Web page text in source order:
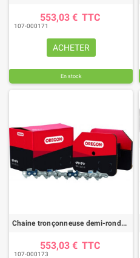
553,03 € TTC
107-000171
ACHETER
En stock
Chaine tronçonneuse demi-ronde OREGON 75DPX /pas 3/8"PRO / jauge .063"(1.6mm) - rouleau 100 pieds
553,03 € TTC
107-000173